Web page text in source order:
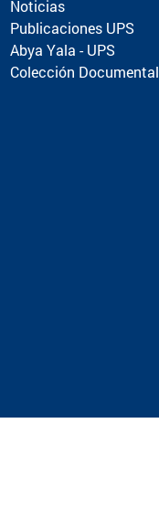
Noticias
Publicaciones UPS
Abya Yala - UPS
Colección Documental